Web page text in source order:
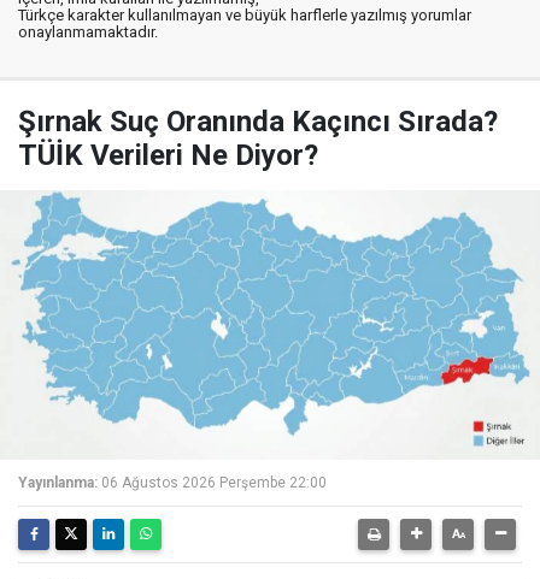
Türkçe karakter kullanılmayan ve büyük harflerle yazılmış yorumlar
onaylanmamaktadır.
Şırnak Suç Oranında Kaçıncı Sırada?
TÜİK Verileri Ne Diyor?
Yayınlanma: 06 Ağustos 2026 Perşembe 22:00